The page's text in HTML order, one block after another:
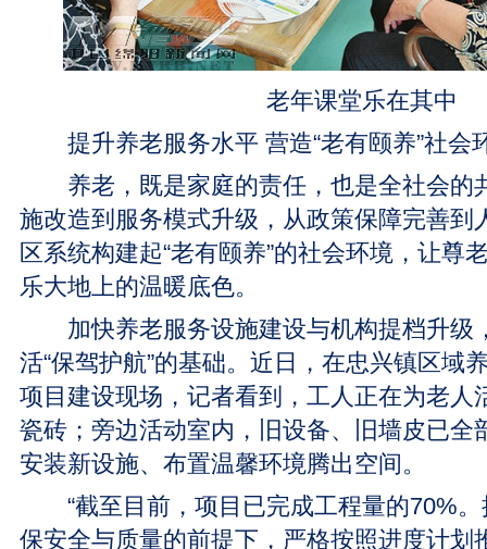
老年课堂乐在其中
提升养老服务水平 营造“老有颐养”社会
养老，既是家庭的责任，也是全社会的
施改造到服务模式升级，从政策保障完善到
区系统构建起“老有颐养”的社会环境，让尊
乐大地上的温暖底色。
加快养老服务设施建设与机构提档升级
活“保驾护航”的基础。近日，在忠兴镇区域
项目建设现场，记者看到，工人正在为老人
瓷砖；旁边活动室内，旧设备、旧墙皮已全
安装新设施、布置温馨环境腾出空间。
“截至目前，项目已完成工程量的70%。
保安全与质量的前提下，严格按照进度计划